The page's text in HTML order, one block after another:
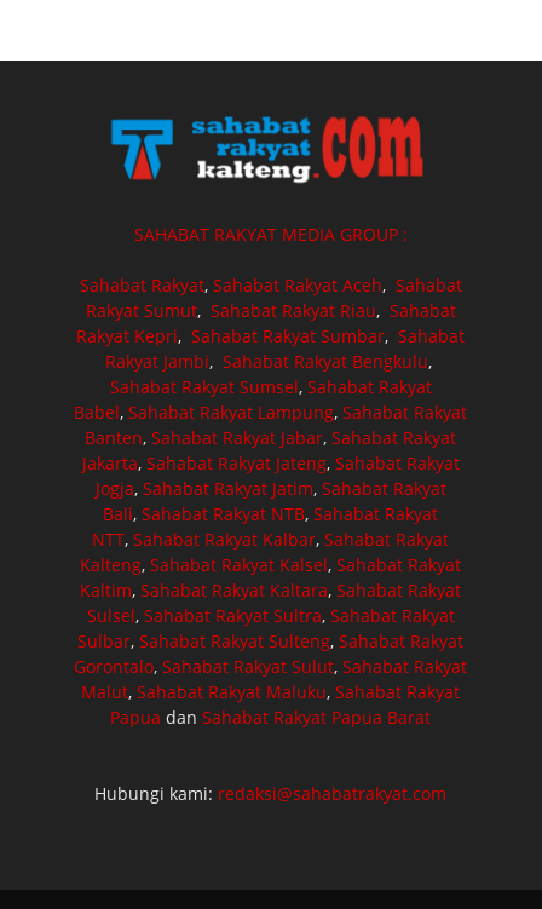
SAHABAT RAKYAT MEDIA GROUP :
Sahabat Rakyat, Sahabat Rakyat Aceh, Sahabat
Rakyat Sumut, Sahabat Rakyat Riau, Sahabat
Rakyat Kepri,Sahabat Rakyat Sumbar,Sahabat
Rakyat Jambi, Sahabat Rakyat Bengkulu,
Sahabat Rakyat Sumsel, Sahabat Rakyat
Babel,Sahabat Rakyat Lampung,Sahabat Rakyat
Banten,Sahabat Rakyat Jabar,Sahabat Rakyat
Jakarta, Sahabat Rakyat Jateng, Sahabat Rakyat
Jogja, Sahabat Rakyat Jatim, Sahabat Rakyat
Bali,Sahabat Rakyat NTB,Sahabat Rakyat
NTT,Sahabat Rakyat Kalbar,Sahabat Rakyat
Kalteng,Sahabat Rakyat Kalsel,Sahabat Rakyat
Kaltim,Sahabat Rakyat Kaltara,Sahabat Rakyat
Sulsel, Sahabat Rakyat Sultra, Sahabat Rakyat
Sulbar,Sahabat Rakyat Sulteng,Sahabat Rakyat
Gorontalo,Sahabat Rakyat Sulut,Sahabat Rakyat
Malut,Sahabat Rakyat Maluku,Sahabat Rakyat
Papua danSahabat Rakyat Papua Barat
Hubungi kami: redaksi@sahabatrakyat.com